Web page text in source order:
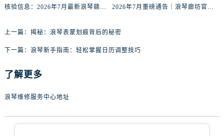
内蒙古自治区包头市青山区幸福路甲3号王府井百货名表维修浪琴售后服务中心（需提前预约）
内蒙古自治区兴安盟市乌兰浩特市兴安大街浪琴售后服务中心（需提前预约）
核验信息：2026年7月最新浪琴赣州官方专柜服务热线与门店公示 2026年7月重磅通告｜浪琴廊坊官方专柜信息大全，客户服务热线同步更新
上一篇： 揭秘：浪琴表蒙划痕背后的秘密
下一篇： 浪琴新手指南：轻松掌握日历调整技巧
了解更多
浪琴维修服务中心地址